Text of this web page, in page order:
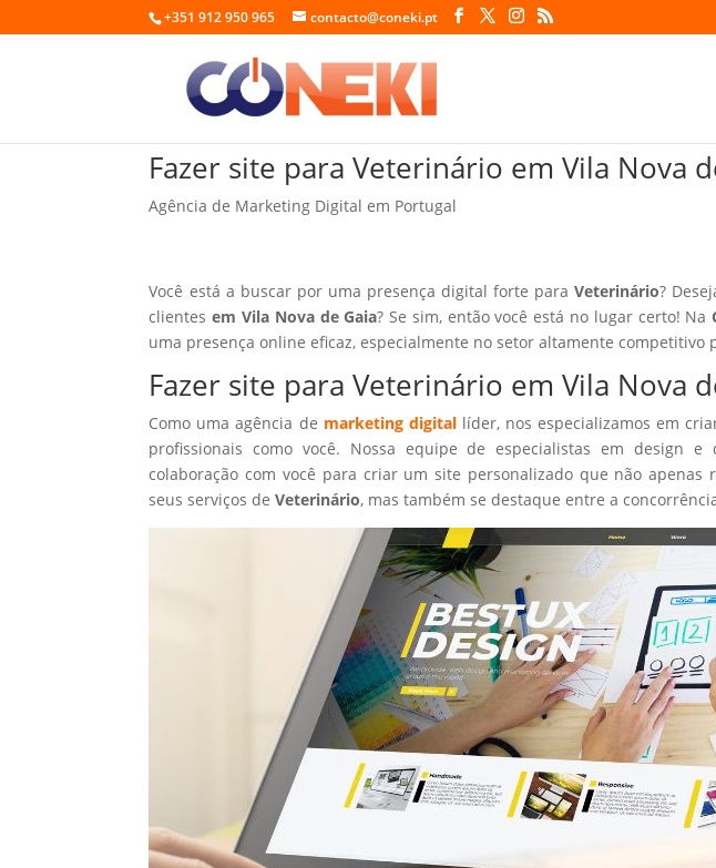
+351 912 950 965 contacto@coneki.pt
Fazer site para Veterinário em Vila Nova
Agência de Marketing Digital em Portugal
Você está a buscar por uma presença digital forte paraVeterinário?
clientesem Vila Nova de Gaia? Se sim, então você está no lugar certo! Na
uma presença online eficaz, especialmente no setor altamente competitivo
Fazer site para Veterinário em Vila Nova
Como uma agência de marketing digitallíder, nos especializamos em
profissionais como você. Nossa equipe de especialistas em design e
colaboração com você para criar um site personalizado que não
seus serviços deVeterinário, mas também se destaque entre a